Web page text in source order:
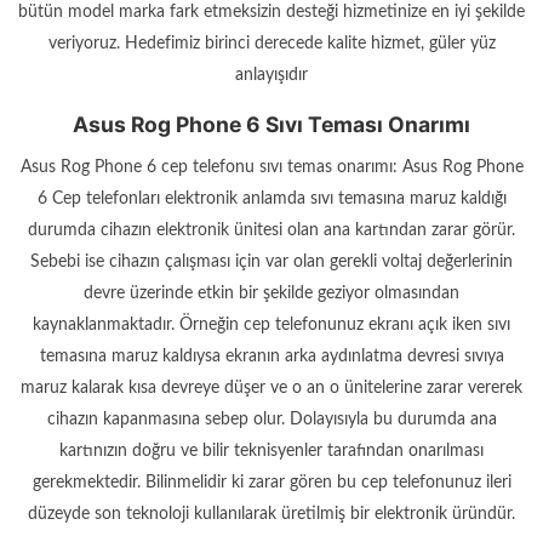
bütün model marka fark etmeksizin desteği hizmetinize en iyi şekilde
veriyoruz. Hedefimiz birinci derecede kalite hizmet, güler yüz
anlayışıdır
Asus Rog Phone 6 Sıvı Teması Onarımı
Asus Rog Phone 6 cep telefonu sıvı temas onarımı: Asus Rog Phone
6 Cep telefonları elektronik anlamda sıvı temasına maruz kaldığı
durumda cihazın elektronik ünitesi olan ana kartından zarar görür.
Sebebi ise cihazın çalışması için var olan gerekli voltaj değerlerinin
devre üzerinde etkin bir şekilde geziyor olmasından
kaynaklanmaktadır. Örneğin cep telefonunuz ekranı açık iken sıvı
temasına maruz kaldıysa ekranın arka aydınlatma devresi sıvıya
maruz kalarak kısa devreye düşer ve o an o ünitelerine zarar vererek
cihazın kapanmasına sebep olur. Dolayısıyla bu durumda ana
kartınızın doğru ve bilir teknisyenler tarafından onarılması
gerekmektedir. Bilinmelidir ki zarar gören bu cep telefonunuz ileri
düzeyde son teknoloji kullanılarak üretilmiş bir elektronik üründür.